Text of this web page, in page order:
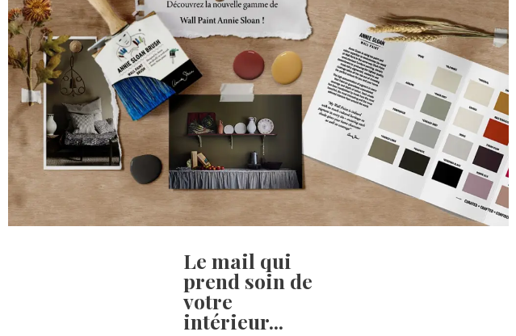
Alors en route pour un grand saut dans le temps
Le mail qui
prend soin de
votre
intérieur...​